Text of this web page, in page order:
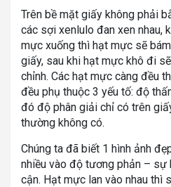
Trên bề mặt giấy không phải
các sợi xenlulo đan xen nhau,
mực xuống thì hạt mực sẽ
giấy, sau khi hạt mực khô đi
chỉnh. Các hạt mực càng đều
đều phụ thuộc 3 yếu tố: độ
đó độ phân giải chỉ có trên
thường không có.
Chúng ta đã biết 1 hình ảnh
nhiều vào độ tương phản – sự
cận. Hạt mực lan vào nhau thì